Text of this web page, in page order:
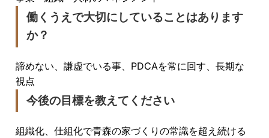
働くうえで大切にしていることはあります
か？
諦めない、謙虚でいる事、PDCAを常に回す、長期な
視点
今後の目標を教えてください
組織化、仕組化で青森の家づくりの常識を超え続ける